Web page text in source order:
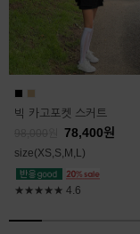
빅 카고포켓 스커트
78,400원
size(XS,S,M,L)
★★★★★ 4.6